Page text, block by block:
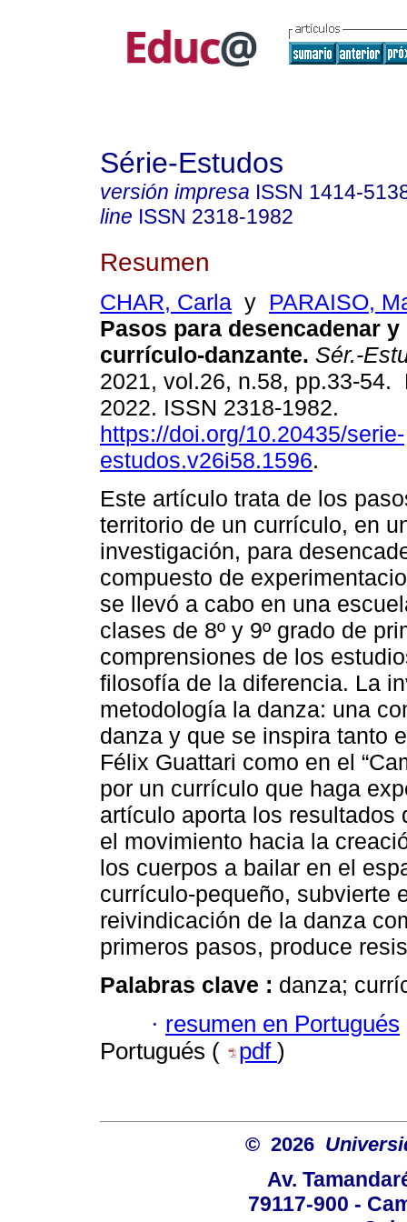
Série-Estudos
versión impresa ISSN 1414-
line ISSN 2318-1982
Resumen
CHAR, Carla y PARAISO,
Pasos para desencadenar
currículo-danzante. Sér.-
2021, vol.26, n.58, pp.33-54.
2022. ISSN 2318-1982.
https://doi.org/10.20435/serie-
estudos.v26i58.1596.
Este artículo trata de los
territorio de un currículo, en
investigación, para
compuesto de
se llevó a cabo en una
clases de 8º y 9º grado de
comprensiones de los
filosofía de la diferencia. La
metodología la danza: una
danza y que se inspira tanto
Félix Guattari como en el
por un currículo que haga
artículo aporta los resultados
el movimiento hacia la
los cuerpos a bailar en el
currículo-pequeño, subvierte
reivindicación de la danza
primeros pasos, produce
Palabras clave : danza;
· resumen en Portugués
Portugués (
pdf )
© 2026
Av.
79117-900 -